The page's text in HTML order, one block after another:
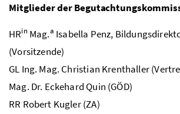
Mitglieder der
HRinMag.a Isabella Penz,
(Vorsitzende)
GL Ing. Mag. Christian Krenthaller
Mag. Dr. Eckehard Quin (GÖD)
RR Robert Kugler (ZA)